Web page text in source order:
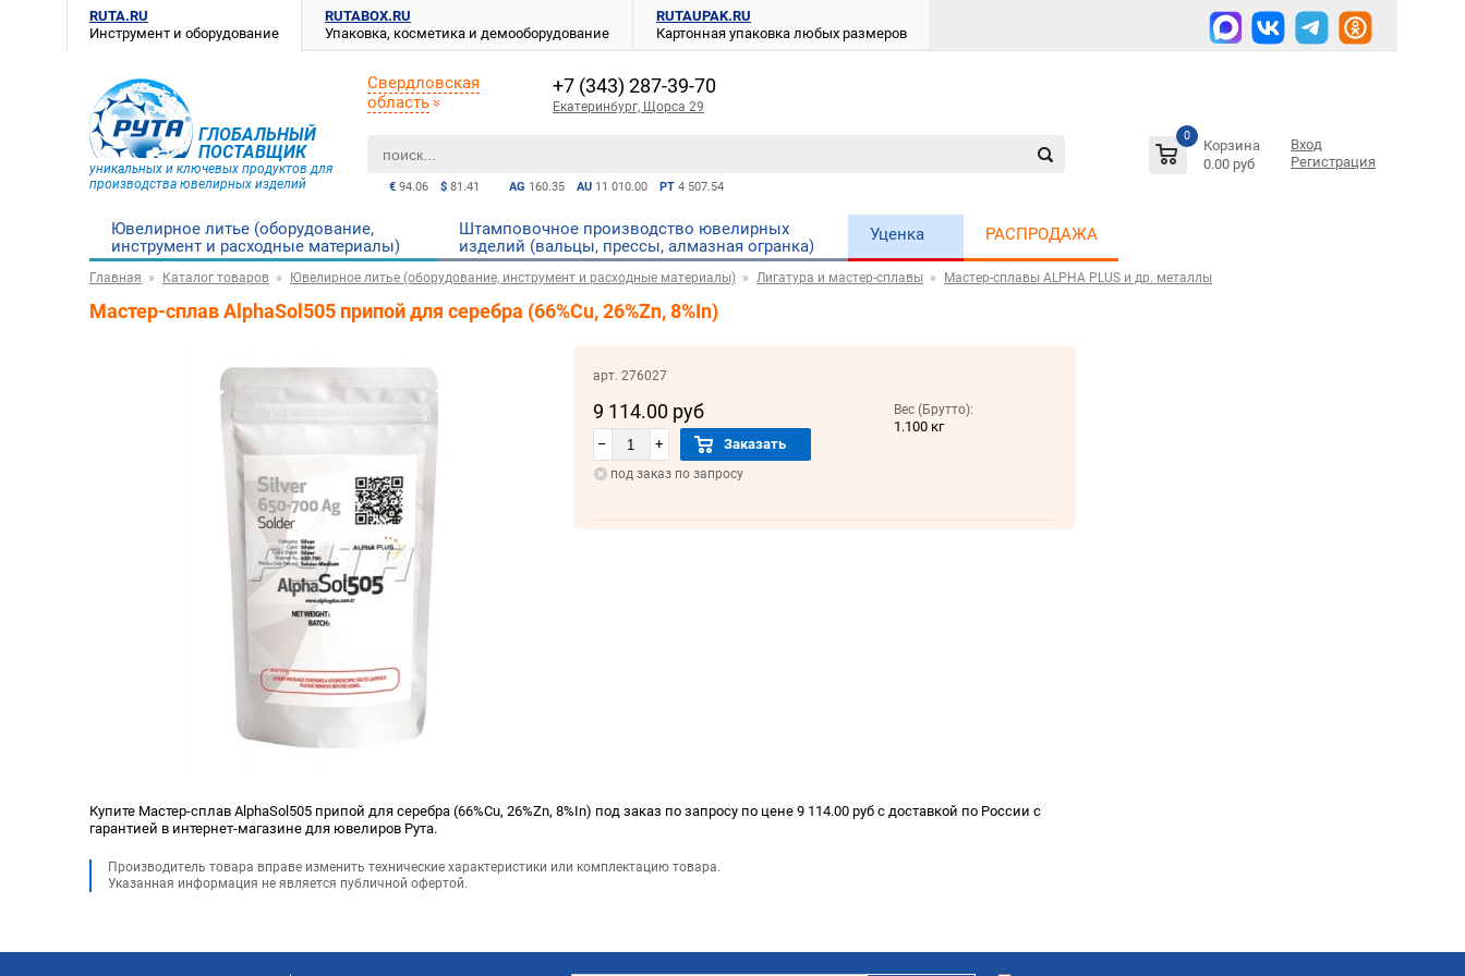
RUTA.RU
Инструмент и оборудование
RUTABOX.RU
Упаковка, косметика и демооборудование
RUTAUPAK.RU
Картонная упаковка любых размеров
ГЛОБАЛЬНЫЙ
ПОСТАВЩИК
уникальных и ключевых продуктов для
производства ювелирных изделий
AG 160.35 AU 11 010.00 PT 4 507.54
€ 94.06 $ 81.41
0
Корзина
0.00 руб
Вход
Регистрация
Свердловская
область
+7 (343) 287-39-70
Екатеринбург, Щорса 29
Ювелирное литье (оборудование,
инструмент и расходные материалы)
Штамповочное производство ювелирных
изделий (вальцы, прессы, алмазная огранка)
Уценка РАСПРОДАЖА
Главная Каталог товаров Ювелирное литье (оборудование, инструмент и расходные материалы) Лигатура и мастер-сплавы Мастер-сплавы ALPHA PLUS и др. металлы
Мастер-сплав AlphaSol505 припой для серебра (66%Cu, 26%Zn, 8%In)
арт. 276027
9 114.00 руб
– + Заказать
под заказ по запросу
Вес (Брутто):
1.100 кг
Купите Мастер-сплав AlphaSol505 припой для серебра (66%Cu, 26%Zn, 8%In) под заказ по запросу по цене 9 114.00 руб с доставкой по России с
гарантией в интернет-магазине для ювелиров Рута.
Производитель товара вправе изменить технические характеристики или комплектацию товара.
Указанная информация не является публичной офертой.